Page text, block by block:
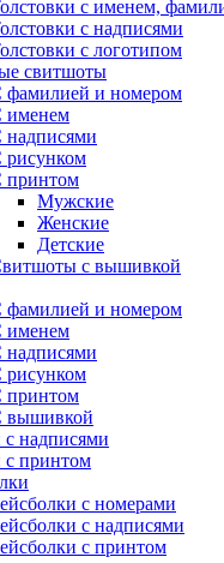
с именем,
с надписями
с логотипом
свитшоты
фамилией и номером
именем
надписями
рисунком
принтом
Мужские
Женские
Детские
с вышивкой
фамилией и номером
именем
надписями
рисунком
принтом
вышивкой
с надписями
с принтом
с номерами
с надписями
с принтом